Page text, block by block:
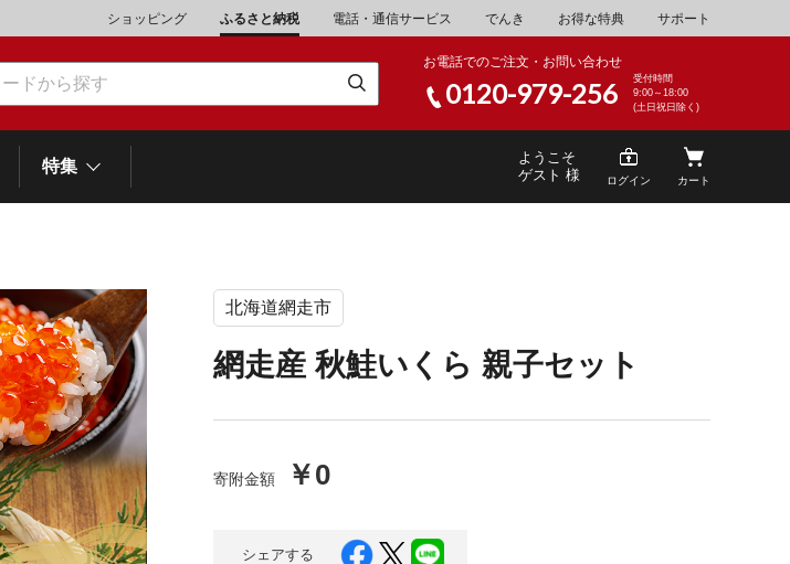
ショッピング ふるさと納税 電話・通信サービス でんき お得な特典 サポート
お電話でのご注文・お問い合わせ
0120-979-256
受付時間
9:00～18:00
(土日祝日除く)
魚介類
野菜
旅行券・食事券
雑貨・日用品
ファッション 美容
\20,001～30,000
\100,001～200,000
\5,000,001～10,000,000
市川三郷町
笛吹市
富士河口湖町
熱海市 伊豆市
御殿場市
沼津市
袋井市 三島市
大府市 春日井市 名古屋市
和歌山県
特集
ようこそ
ゲスト 様
ログイン カート
北海道網走市
網走産 秋鮭いくら 親子セット
寄附金額 ￥0
シェアする